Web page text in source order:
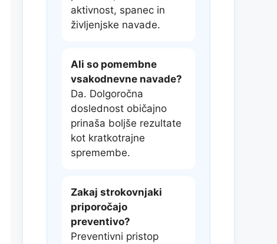
aktivnost, spanec in
življenjske navade.
Ali so pomembne
vsakodnevne navade?
Da. Dolgoročna
doslednost običajno
prinaša boljše rezultate
kot kratkotrajne
spremembe.
Zakaj strokovnjaki
priporočajo
preventivo?
Preventivni pristop